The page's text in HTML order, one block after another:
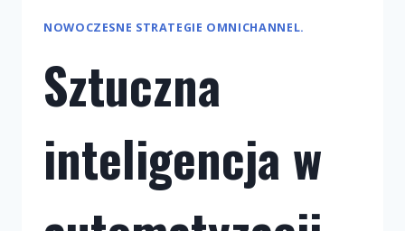
NOWOCZESNE STRATEGIE OMNICHANNEL.
Sztuczna
inteligencja w